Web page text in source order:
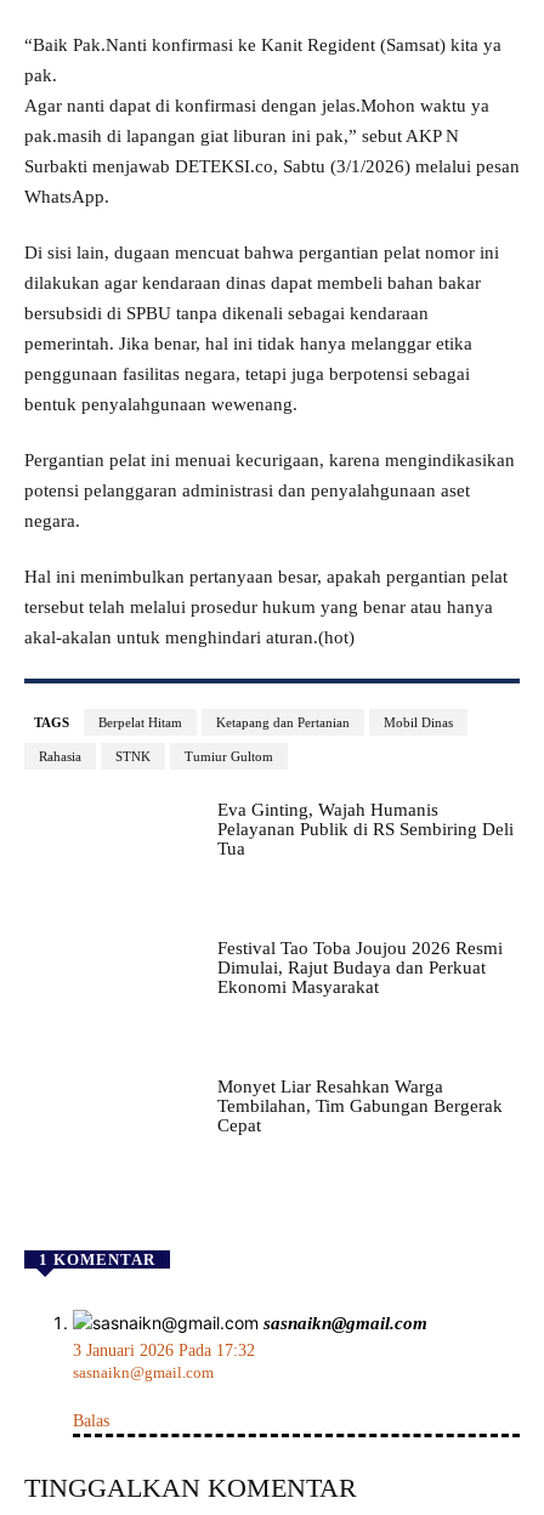
“Baik Pak.Nanti konfirmasi ke Kanit Regident (Samsat) kita ya
pak.
Agar nanti dapat di konfirmasi dengan jelas.Mohon waktu ya
pak.masih di lapangan giat liburan ini pak,” sebut AKP N
Surbakti menjawab DETEKSI.co, Sabtu (3/1/2026) melalui pesan
WhatsApp.
Di sisi lain, dugaan mencuat bahwa pergantian pelat nomor ini
dilakukan agar kendaraan dinas dapat membeli bahan bakar
bersubsidi di SPBU tanpa dikenali sebagai kendaraan
pemerintah. Jika benar, hal ini tidak hanya melanggar etika
penggunaan fasilitas negara, tetapi juga berpotensi sebagai
bentuk penyalahgunaan wewenang.
Pergantian pelat ini menuai kecurigaan, karena mengindikasikan
potensi pelanggaran administrasi dan penyalahgunaan aset
negara.
Hal ini menimbulkan pertanyaan besar, apakah pergantian pelat
tersebut telah melalui prosedur hukum yang benar atau hanya
akal-akalan untuk menghindari aturan.(hot)
TAGS Berpelat Hitam Ketapang dan Pertanian Mobil Dinas
Rahasia STNK Tumiur Gultom
Eva Ginting, Wajah Humanis
Pelayanan Publik di RS Sembiring Deli
Tua
Festival Tao Toba Joujou 2026 Resmi
Dimulai, Rajut Budaya dan Perkuat
Ekonomi Masyarakat
Monyet Liar Resahkan Warga
Tembilahan, Tim Gabungan Bergerak
Cepat
1 KOMENTAR
sasnaikn@gmail.com
3 Januari 2026 Pada 17:32
sasnaikn@gmail.com
Balas
TINGGALKAN KOMENTAR